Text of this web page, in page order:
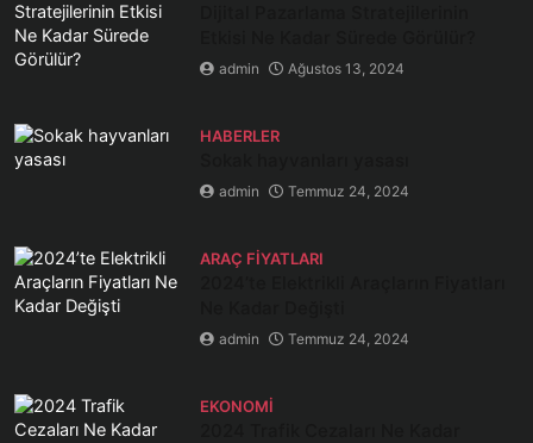
admin Ağustos 13, 2024
HABERLER
admin Temmuz 24, 2024
ARAÇ FIYATLARI
admin Temmuz 24, 2024
EKONOMI